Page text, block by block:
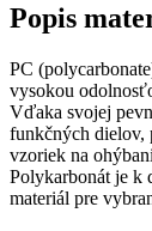
Popis
PC
vysokou
Vďaka svojej
funkčných dielov,
vzoriek na
Polykarbonát je k
materiál pre